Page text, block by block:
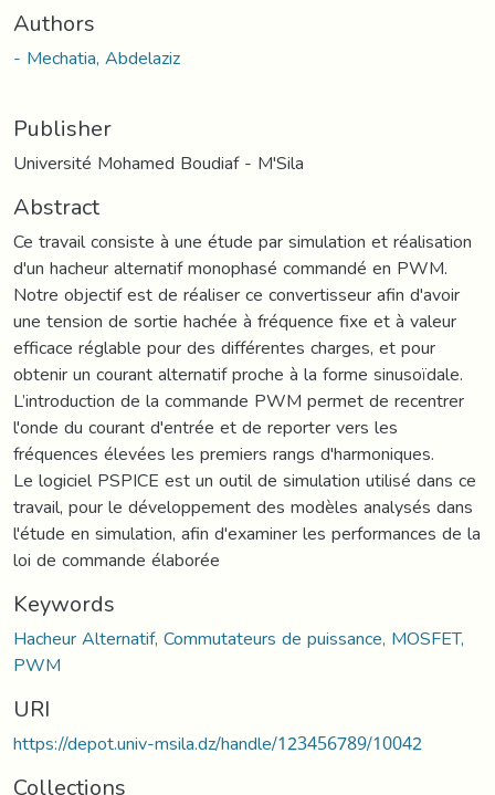
Authors
- Mechatia, Abdelaziz
Publisher
Université Mohamed Boudiaf - M'Sila
Abstract
Ce travail consiste à une étude par simulation et réalisation
d'un hacheur alternatif monophasé commandé en PWM.
Notre objectif est de réaliser ce convertisseur afin d'avoir
une tension de sortie hachée à fréquence fixe et à valeur
efficace réglable pour des différentes charges, et pour
obtenir un courant alternatif proche à la forme sinusoïdale.
L’introduction de la commande PWM permet de recentrer
l'onde du courant d'entrée et de reporter vers les
fréquences élevées les premiers rangs d'harmoniques.
Le logiciel PSPICE est un outil de simulation utilisé dans ce
travail, pour le développement des modèles analysés dans
l'étude en simulation, afin d'examiner les performances de la
loi de commande élaborée
Keywords
Hacheur Alternatif, Commutateurs de puissance, MOSFET,
PWM
URI
https://depot.univ-msila.dz/handle/123456789/10042